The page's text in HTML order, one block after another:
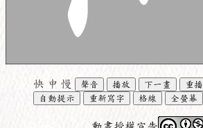
快 中 慢 聲音 播放 下一畫 重播
自動提示
重新寫字 格線 全螢幕